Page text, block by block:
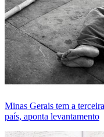
Minas Gerais tem a
país, aponta levantamento